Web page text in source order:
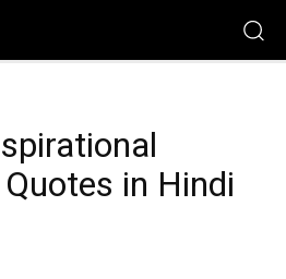
in Hindi